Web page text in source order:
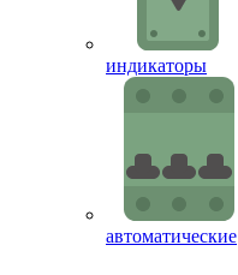
индикаторы
автоматические